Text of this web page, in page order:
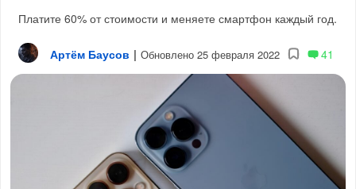
Платите 60% от стоимости и меняете смартфон каждый год.
Артём Баусов | Обновлено 25 февраля 2022 41